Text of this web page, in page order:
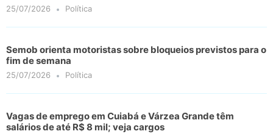
25/07/2026 Política
Semob orienta motoristas sobre bloqueios previstos para o
fim de semana
25/07/2026 Política
Vagas de emprego em Cuiabá e Várzea Grande têm
salários de até R$ 8 mil; veja cargos